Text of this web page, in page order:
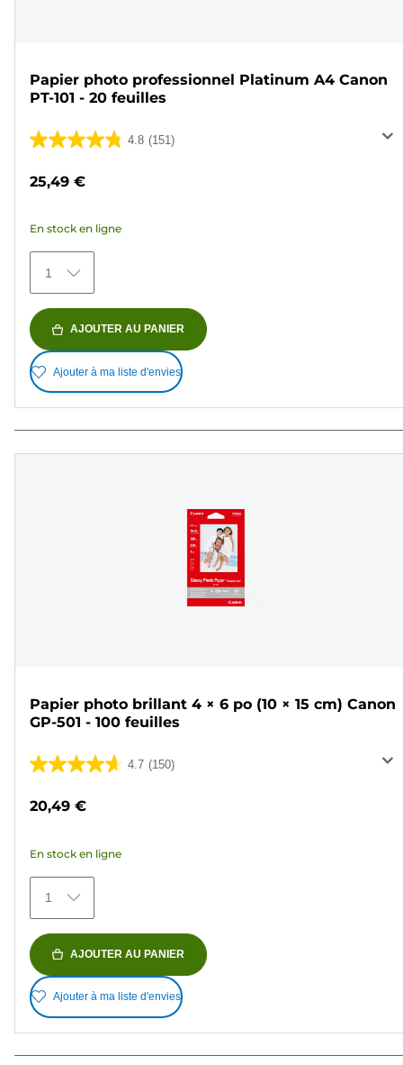
Papier photo professionnel Platinum A4 Canon
PT-101 - 20 feuilles
4.8 (151)
4.8
5
151
avis
25,49 €
En stock en ligne
1
AJOUTER AU PANIER
Ajouter à ma liste d'envies
Papier photo brillant 4 × 6 po (10 × 15 cm) Canon
GP-501 - 100 feuilles
4.7 (150)
4.7
150
avis
20,49 €
En stock en ligne
1
AJOUTER AU PANIER
Ajouter à ma liste d'envies